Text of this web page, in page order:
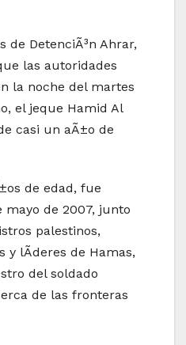
de DetenciÃ³n Ahrar,
las autoridades
la noche del martes
el jeque Hamid Al
casi un aÃ±o de
de edad, fue
mayo de 2007, junto
palestinos,
y lÃ­deres de Hamas,
del soldado
de las fronteras